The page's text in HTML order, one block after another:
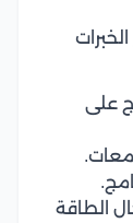
على
الطاقة